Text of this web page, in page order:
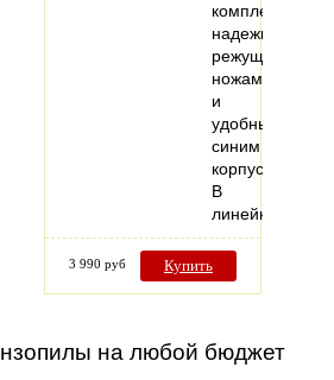
комплектуется
надежными
режущими
ножами
и
удобным
синим
корпусом.
В
линейке…
3 990 руб Купить
на любой бюджет